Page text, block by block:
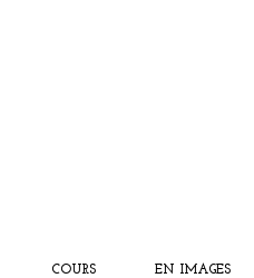
COURS EN IMAGES